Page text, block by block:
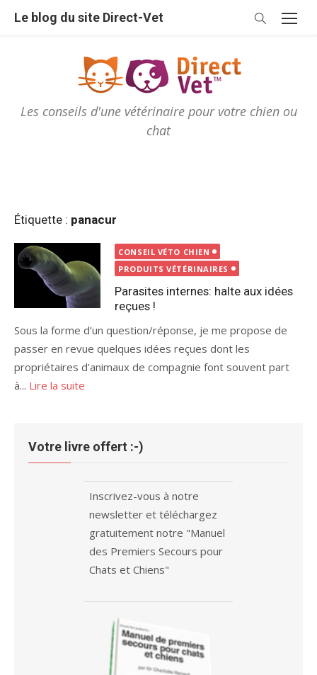
Les conseils d'une vétérinaire pour votre chien ou
chat
Le blog du site Direct-Vet
Étiquette : panacur
CONSEIL VÉTO CHIEN
PRODUITS VÉTÉRINAIRES
Parasites internes: halte aux idées
reçues !
Sous la forme d’un question/réponse, je me propose de
passer en revue quelques idées reçues dont les
propriétaires d’animaux de compagnie font souvent part
à... Lire la suite
Votre livre offert :-)
Inscrivez-vous à notre
newsletter et téléchargez
gratuitement notre "Manuel
des Premiers Secours pour
Chats et Chiens"